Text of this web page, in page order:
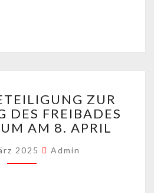
ZUR
SANIERUNG
DES
NEUBECKUM
AM
ZUR
DES FREIBADES
AM 8. APRIL
2025 Admin